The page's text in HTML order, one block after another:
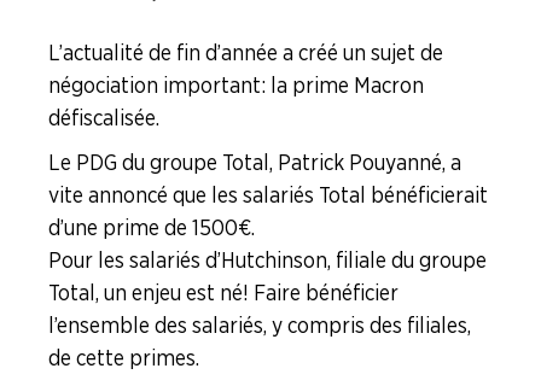
NOS
SERVICES
CONNAÎTRE
BOITE
OUTILS
AGENDA
L’actualité de fin d’année a créé un sujet de
négociation important : la prime Macron
défiscalisée.
Le PDG du groupe Total, Patrick Pouyanné, a
vite annoncé que les salariés Total bénéficierait
d’une prime de 1500€.
Pour les salariés d’Hutchinson, filiale du groupe
Total, un enjeu est né ! Faire bénéficier
l’ensemble des salariés, y compris des filiales,
de cette primes.